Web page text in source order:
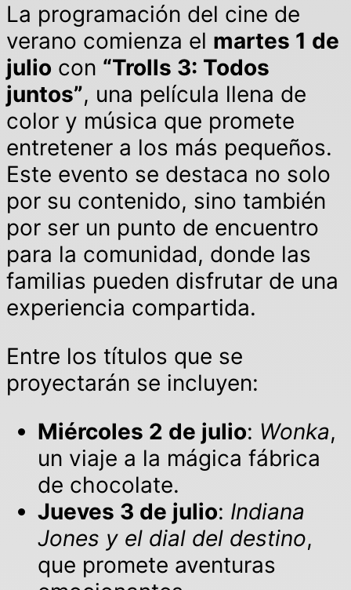
La programación del cine de
verano comienza el martes 1 de
julio con “Trolls 3: Todos
juntos”, una película llena de
color y música que promete
entretener a los más pequeños.
Este evento se destaca no solo
por su contenido, sino también
por ser un punto de encuentro
para la comunidad, donde las
familias pueden disfrutar de una
experiencia compartida.
Entre los títulos que se
proyectarán se incluyen:
Miércoles 2 de julio: Wonka,
un viaje a la mágica fábrica
de chocolate.
Jueves 3 de julio: Indiana
Jones y el dial del destino,
que promete aventuras